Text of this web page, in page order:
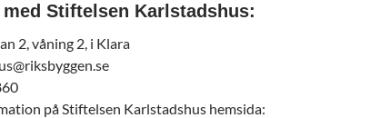
Stiftelsen Karlstadshus:
2, våning 2, i Klara
på Stiftelsen Karlstadshus hemsida: